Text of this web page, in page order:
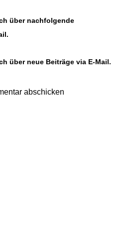
über nachfolgende
über neue Beiträge via E-Mail.